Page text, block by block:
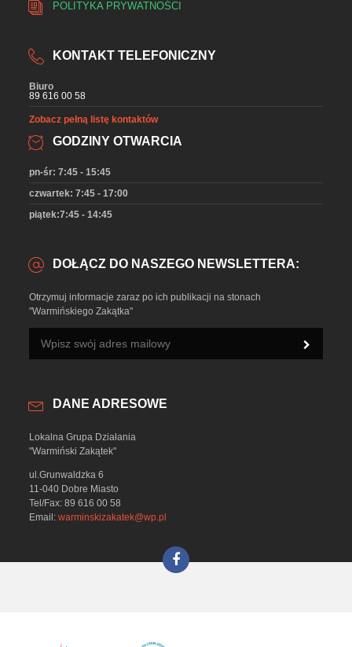
POLITYKA PRYWATNOŚCI
KONTAKT TELEFONICZNY
Biuro
89 616 00 58
Zobacz pełną listę kontaktów
GODZINY OTWARCIA
pn-śr: 7:45 - 15:45
czwartek: 7:45 - 17:00
piątek:7:45 - 14:45
DOŁĄCZ DO NASZEGO NEWSLETTERA:
Otrzymuj informacje zaraz po ich publikacji na stonach
"Warmińskiego Zakątka"
DANE ADRESOWE
Lokalna Grupa Działania
"Warmiński Zakątek"
ul.Grunwaldzka 6
11-040 Dobre Miasto
Tel/Fax: 89 616 00 58
Email:warminskizakatek@wp.pl